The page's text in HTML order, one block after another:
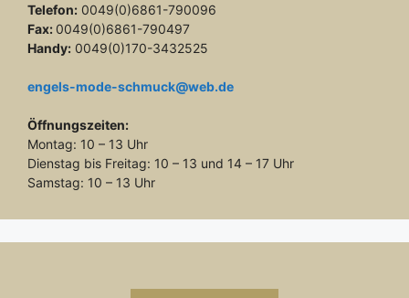
Telefon: 0049(0)6861-790096
Fax: 0049(0)6861-790497
Handy: 0049(0)170-3432525
engels-mode-schmuck@web.de
Öffnungszeiten:
Montag: 10 – 13 Uhr
Dienstag bis Freitag: 10 – 13 und 14 – 17 Uhr
Samstag: 10 – 13 Uhr